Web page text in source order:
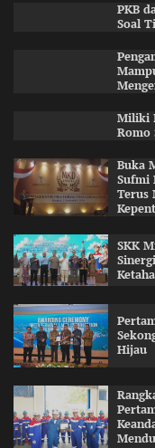
PKB
Soal
Miliki
Romo
Buka
Sufmi
Terus
SKK
Hijau